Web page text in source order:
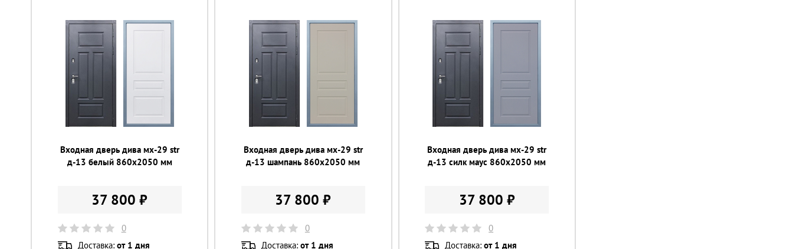
Входная дверь дива мх-29 str
д-13 белый 860х2050 мм
37 800 ₽
0
Доставка: от 1 дня
Входная дверь дива мх-29 str
д-13 шампань 860х2050 мм
37 800 ₽
0
Доставка: от 1 дня
Входная дверь дива мх-29 str
д-13 силк маус 860х2050 мм
37 800 ₽
0
Доставка:от 1 дня